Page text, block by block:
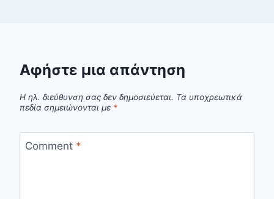
Αφήστε μια απάντηση
Η ηλ. διεύθυνση σας δεν δημοσιεύεται. Τα υποχρεωτικά
πεδία σημειώνονται με *
Comment *